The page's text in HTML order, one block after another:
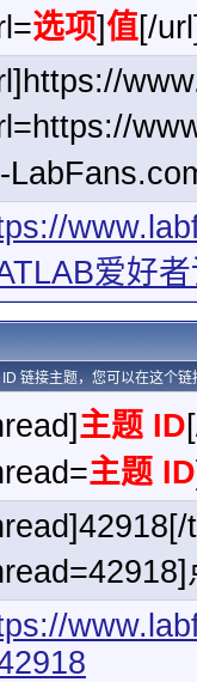
选项]值[/
爱好
链接主题，您可以在这个
主题 ID
主题 ID